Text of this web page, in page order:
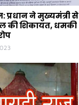
ने मुख्यमंत्री से
की शिकायत, धमकी